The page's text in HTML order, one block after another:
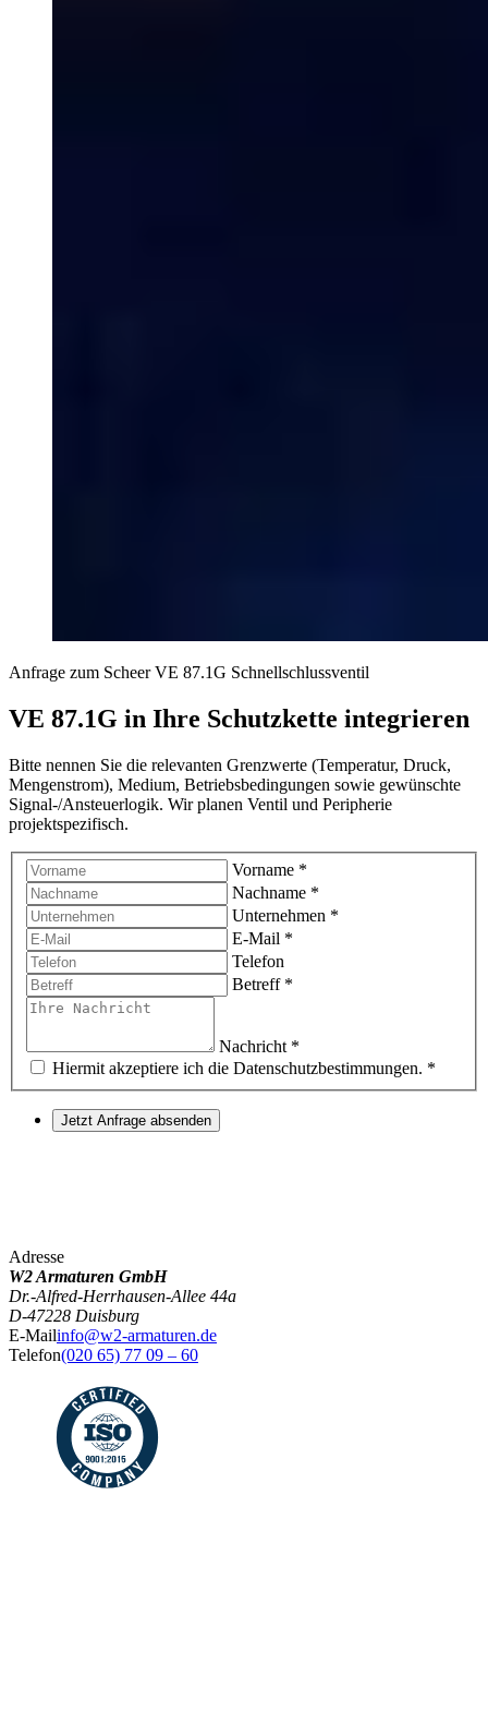
Anfrage zum Scheer VE 87.1G Schnellschlussventil
VE 87.1G in Ihre Schutzkette integrieren
Bitte nennen Sie die relevanten Grenzwerte (Temperatur, Druck,
Mengenstrom), Medium, Betriebsbedingungen sowie gewünschte
Signal-/Ansteuerlogik. Wir planen Ventil und Peripherie
projektspezifisch.
Vorname *
Nachname *
Unternehmen *
E-Mail *
Telefon
Betreff *
Nachricht *
Hiermit akzeptiere ich die Datenschutzbestimmungen. *
Jetzt Anfrage absenden
Adresse
W2 Armaturen GmbH
Dr.-Alfred-Herrhausen-Allee 44a
D-47228 Duisburg
E-Mailinfo@w2-armaturen.de
Telefon(020 65) 77 09 – 60